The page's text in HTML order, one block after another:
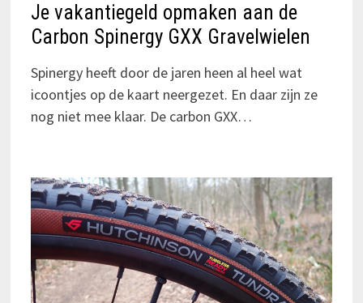
Je vakantiegeld opmaken aan de
Carbon Spinergy GXX Gravelwielen
Spinergy heeft door de jaren heen al heel wat
icoontjes op de kaart neergezet. En daar zijn ze
nog niet mee klaar. De carbon GXX…